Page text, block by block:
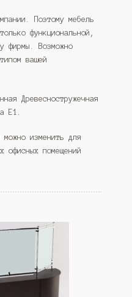
Поэтому мебель
функциональной,
фирмы. Возможно
вашей
Древесностружечная
Е1.
можно изменить для
офисных помещений